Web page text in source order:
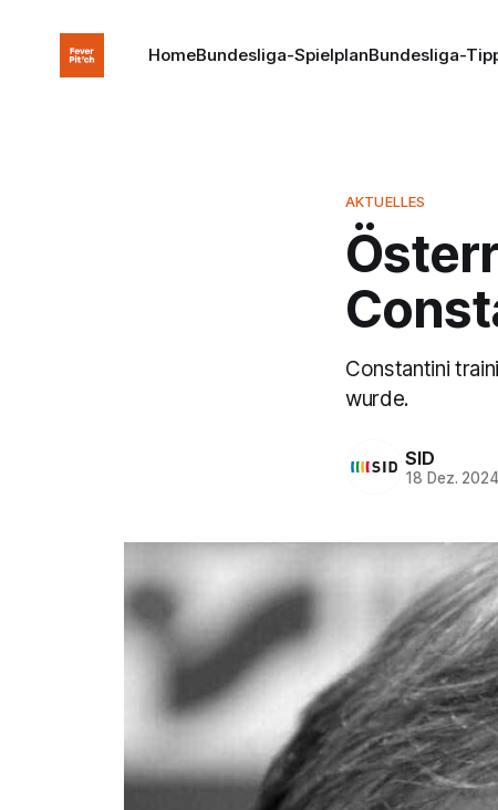
HomeBundesliga-SpielplanBundesliga-
AKTUELLES
Constantini
wurde.
SID
18 Dez. 2024